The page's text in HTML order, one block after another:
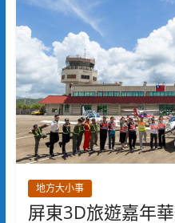
地方大小事
屏東3D旅遊嘉年